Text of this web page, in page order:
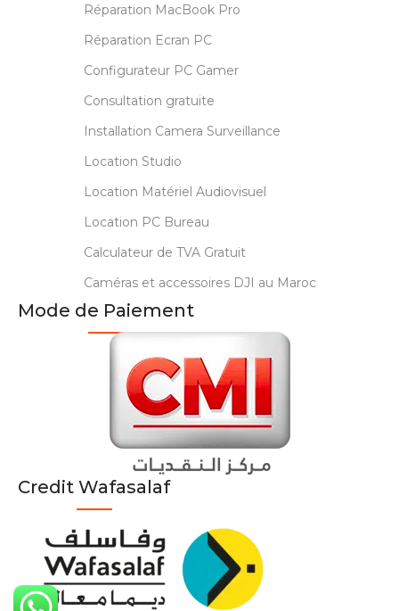
Réparation MacBook Pro
Réparation Ecran PC
Configurateur PC Gamer
Consultation gratuite
Installation Camera Surveillance
Location Studio
Location Matériel Audiovisuel
Location PC Bureau
Calculateur de TVA Gratuit
Caméras et accessoires DJI au Maroc
Mode de Paiement
Credit Wafasalaf